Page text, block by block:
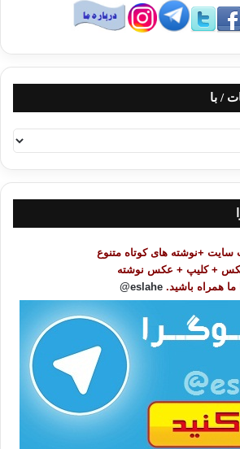
/ با
سایت +نوشته های کوتاه متنوع
+ کلیپ + عکس نوشته
ما همراه باشید. eslahe@